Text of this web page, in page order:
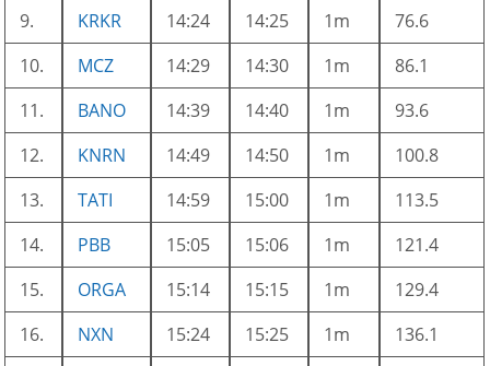
9.
KRKR 14:24 14:25 1m
76.6
10.
MCZ 14:29 14:30 1m
86.1
11.
BANO 14:39 14:40 1m
93.6
12.
KNRN 14:49 14:50 1m
100.8
13.
TATI 14:59 15:00 1m
113.5
14.
PBB 15:05 15:06 1m
121.4
15.
ORGA 15:14 15:15 1m
129.4
16.
NXN 15:24 15:25 1m
136.1